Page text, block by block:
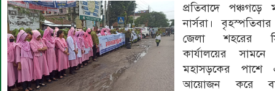
প্রতিবাদে পঞ্চগড়ে
নার্সরা।
জেলা শহরের
কার্যালয়ের সামনে
মহাসড়কের পাশে
আয়োজন করে